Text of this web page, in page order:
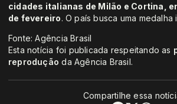
cidades italianas de Milão e Cortina,
de fevereiro. O país busca uma
Fonte: Agência Brasil
Esta notícia foi publicada respeitando as
reprodução da Agência Brasil.
Compartilhe essa